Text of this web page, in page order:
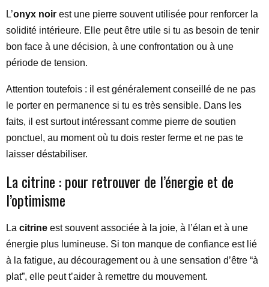
L’onyx noir est une pierre souvent utilisée pour renforcer la
solidité intérieure. Elle peut être utile si tu as besoin de tenir
bon face à une décision, à une confrontation ou à une
période de tension.
Attention toutefois : il est généralement conseillé de ne pas
le porter en permanence si tu es très sensible. Dans les
faits, il est surtout intéressant comme pierre de soutien
ponctuel, au moment où tu dois rester ferme et ne pas te
laisser déstabiliser.
La citrine : pour retrouver de l’énergie et de
l’optimisme
La citrine est souvent associée à la joie, à l’élan et à une
énergie plus lumineuse. Si ton manque de confiance est lié
à la fatigue, au découragement ou à une sensation d’être “à
plat”, elle peut t’aider à remettre du mouvement.